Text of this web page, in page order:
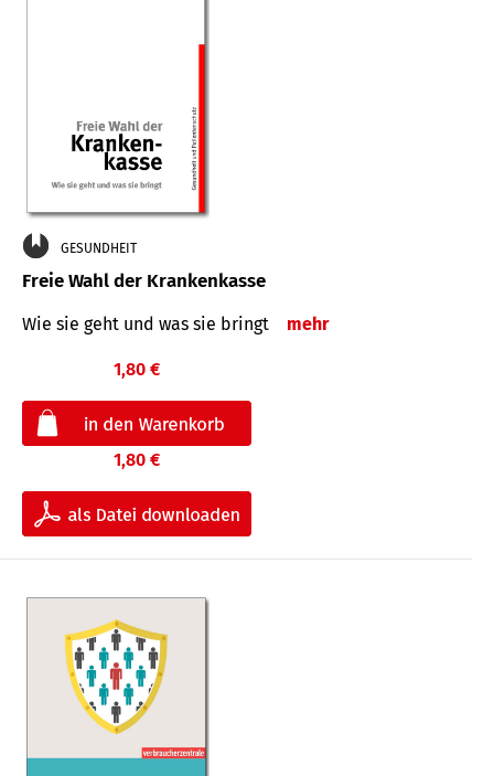
GESUNDHEIT
Freie Wahl der Krankenkasse
Wie sie geht und was sie bringt mehr
1,80 €
1,80 €